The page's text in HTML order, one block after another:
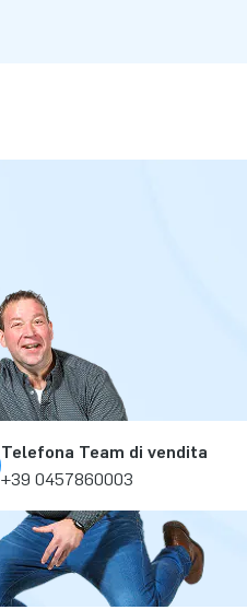
Telefona Team di vendita
+39 0457860003